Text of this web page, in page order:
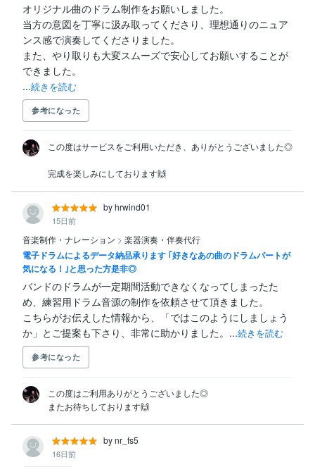
オリジナル曲のドラム制作をお願いしました。
当方の意図を丁寧に汲み取ってくださり、理想通りのニュア
ンス感で演奏してくださりました。
また、やり取りも大変スムーズで安心してお願いすることが
できました。
...続きを読む
参考になった
この度はサービスをご利用いただき、ありがとうございました◎
完成を楽しみにしております🙌
by hrwind01
15日前
音楽制作・ナレーション > 楽器演奏・伴奏代行
電子ドラムによるデータ納品承ります ｢好きなあの曲のドラムパートが
気になる！｣と思った方是非◎
バンドのドラムが一定期間活動できなくなってしまったた
め、練習用ドラム音源の制作を依頼させて頂きました。
こちらがお伝えした情報から、「ではこのようにしましょう
か」とご提案も下さり、非常に助かりました。...続きを読む
参考になった
この度はご利用ありがとうございました◎
またお待ちしております🙌
by nr_fs5
16日前